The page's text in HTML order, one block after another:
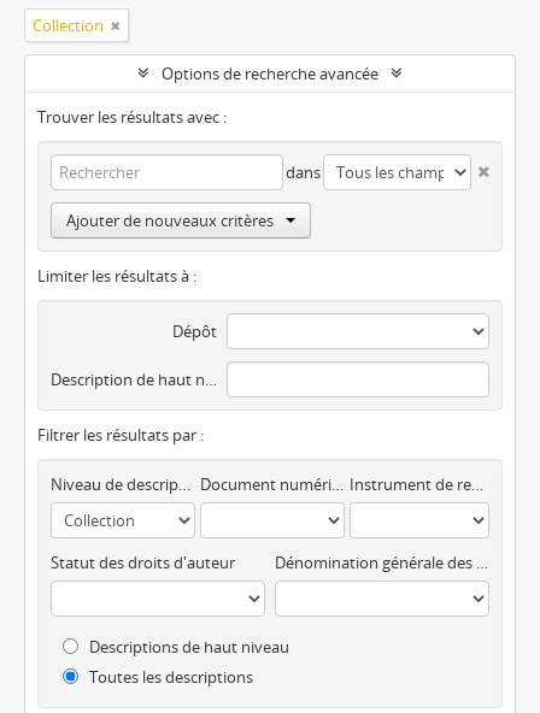
Collection
Options de recherche avancée
Trouver les résultats avec :
dans
Ajouter de nouveaux critères
Limiter les résultats à :
Dépôt
Description de haut niveau
Filtrer les résultats par :
Niveau de description Document numérique disponible Instrument de recherche
Statut des droits d'auteur Dénomination générale des documents
Descriptions de haut niveau
Toutes les descriptions